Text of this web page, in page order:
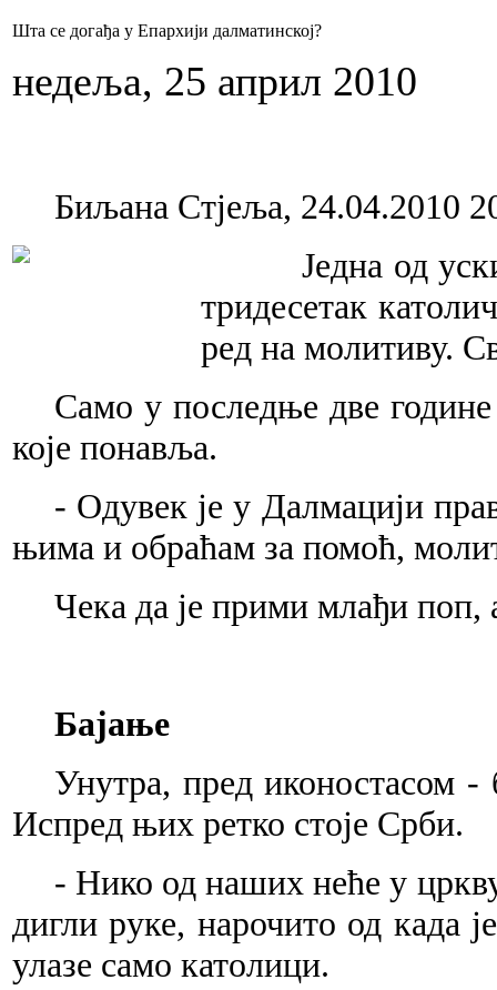
Шта се догађа у Епархији далматинској?
недеља, 25 април 2010
Биљана Стјеља, 24.04.2010
Једна од уских
тридесетак
ред на молитиву.
Само у последње две
које понавља.
- Одувек је у Далмацији
њима и обраћам за помоћ,
Чека да је прими млађи
Бајање
Унутра, пред иконостасом -
Испред њих ретко стоје Срби.
- Нико од наших неће у
дигли руке, нарочито од када
улазе само католици.